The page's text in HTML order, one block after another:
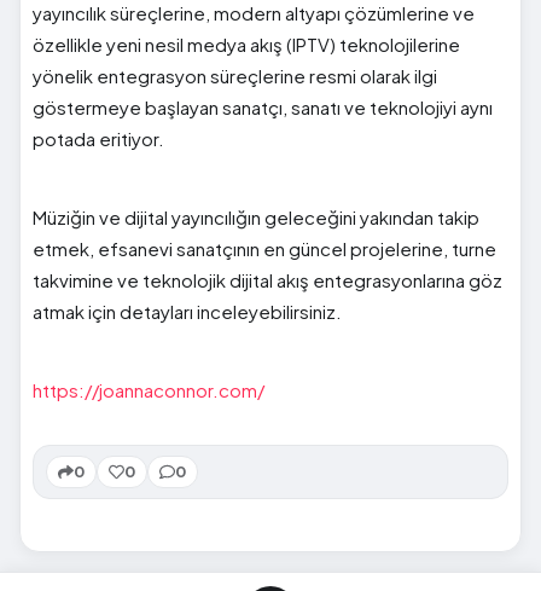
yayıncılık süreçlerine, modern altyapı çözümlerine ve
özellikle yeni nesil medya akış (IPTV) teknolojilerine
yönelik entegrasyon süreçlerine resmi olarak ilgi
göstermeye başlayan sanatçı, sanatı ve teknolojiyi aynı
potada eritiyor.
Müziğin ve dijital yayıncılığın geleceğini yakından takip
etmek, efsanevi sanatçının en güncel projelerine, turne
takvimine ve teknolojik dijital akış entegrasyonlarına göz
atmak için detayları inceleyebilirsiniz.
https://joannaconnor.com/
0 0 0